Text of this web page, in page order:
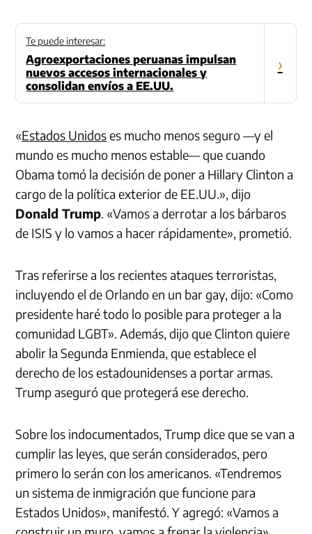
Te puede interesar:
Agroexportaciones peruanas impulsan
nuevos accesos internacionales y
consolidan envíos a EE.UU.
›
«Estados Unidoses mucho menos seguro —y el
mundo es mucho menos estable— que cuando
Obama tomó la decisión de poner a Hillary Clinton a
cargo de la política exterior de EE.UU.», dijo
Donald Trump. «Vamos a derrotar a los bárbaros
de ISIS y lo vamos a hacer rápidamente», prometió.
Tras referirse a los recientes ataques terroristas,
incluyendo el de Orlando en un bar gay, dijo: «Como
presidente haré todo lo posible para proteger a la
comunidad LGBT». Además, dijo que Clinton quiere
abolir la Segunda Enmienda, que establece el
derecho de los estadounidenses a portar armas.
Trump aseguró que protegerá ese derecho.
Sobre los indocumentados, Trump dice que se van a
cumplir las leyes, que serán considerados, pero
primero lo serán con los americanos. «Tendremos
un sistema de inmigración que funcione para
Estados Unidos», manifestó. Y agregó: «Vamos a